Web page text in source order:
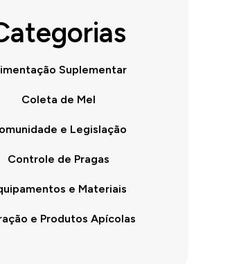
Suplementar
Coleta de Mel
e Legislação
Controle de Pragas
e Materiais
e Produtos Apícolas